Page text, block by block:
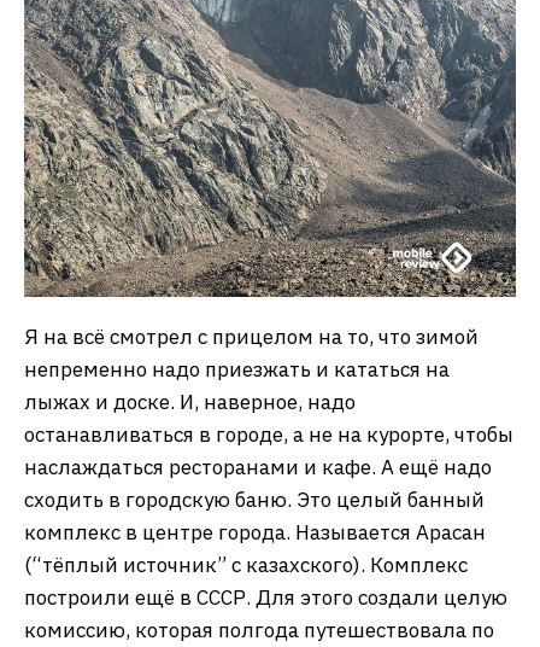
Я на всё смотрел с прицелом на то, что зимой
непременно надо приезжать и кататься на
лыжах и доске. И, наверное, надо
останавливаться в городе, а не на курорте, чтобы
наслаждаться ресторанами и кафе. А ещё надо
сходить в городскую баню. Это целый банный
комплекс в центре города. Называется Арасан
(“тёплый источник” с казахского). Комплекс
построили ещё в СССР. Для этого создали целую
комиссию, которая полгода путешествовала по